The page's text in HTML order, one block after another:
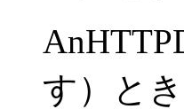
す）と